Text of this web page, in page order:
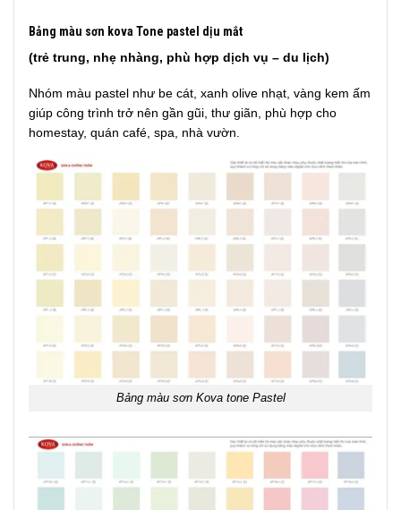
Bảng màu sơn kova Tone pastel dịu mắt
(trẻ trung, nhẹ nhàng, phù hợp dịch vụ – du lịch)
Nhóm màu pastel như be cát, xanh olive nhạt, vàng kem ấm
giúp công trình trở nên gần gũi, thư giãn, phù hợp cho
homestay, quán café, spa, nhà vườn.
Bảng màu sơn Kova tone Pastel